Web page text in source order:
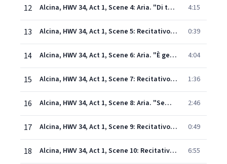
12 Alcina, HWV 34, Act 1, Scene 4: Aria. "Di te mi rido" (Ruggiero) 4:15
13 Alcina, HWV 34, Act 1, Scene 5: Recitativo. "Qua dunque ne veniste" - Recitativo. "Io sono tua difesa" (Oronte, Bradamante, Morgana) 0:39
14 Alcina, HWV 34, Act 1, Scene 6: Aria. "È gelosia" (Bradamante) 4:04
15 Alcina, HWV 34, Act 1, Scene 7: Recitativo. "Io dunque" - "La cerco in vano" (Oronte, Morgana, Ruggiero) 1:36
16 Alcina, HWV 34, Act 1, Scene 8: Aria. "Semplicetto!" (Oronte) 2:46
17 Alcina, HWV 34, Act 1, Scene 9: Recitativo. "Ah, infedele, infedel!" (Ruggiero, Alcina) 0:49
18 Alcina, HWV 34, Act 1, Scene 10: Recitativo. "Regina il tuo soggiorno" - Aria. "Sì, son quella!" (Bradamante, Alcina, Ruggiero) 6:55